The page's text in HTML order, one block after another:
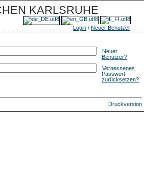
Login / Neuer Benutzer
Neuer
Benutzer?
Vergessenes
Passwort
zurücksetzen?
Druckversion